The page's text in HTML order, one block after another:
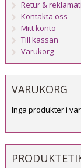
Retur &
Kontakta oss
Mitt konto
Till kassan
Varukorg
VARUKORG
Inga produkter i